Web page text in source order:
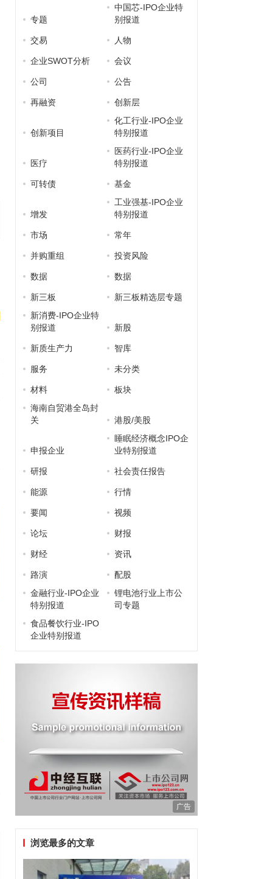
专题
中国芯-IPO企业特
别报道
交易 人物
企业SWOT分析 会议
公司 公告
再融资 创新层
创新项目
化工行业-IPO企业
特别报道
医疗
医药行业-IPO企业
特别报道
可转债 基金
增发
工业强基-IPO企业
特别报道
市场 常年
并购重组 投资风险
数据 数据
新三板
新三板精选层专题
新消费-IPO企业特
别报道
新股
新质生产力 智库
服务 未分类
材料
板块
海南自贸港全岛封
关
港股/美股
申报企业
睡眠经济概念IPO企
业特别报道
研报 社会责任报告
能源 行情
要闻 视频
论坛 财报
财经 资讯
路演
配股
金融行业-IPO企业
特别报道
锂电池行业上市公
司专题
食品餐饮行业-IPO
企业特别报道
广告
浏览最多的文章